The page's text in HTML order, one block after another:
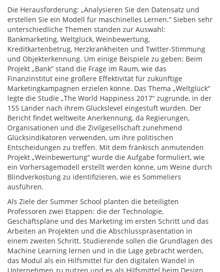
Die Herausforderung: „Analysieren Sie den Datensatz und
erstellen Sie ein Modell für maschinelles Lernen.“ Sieben sehr
unterschiedliche Themen standen zur Auswahl:
Bankmarketing, Weltglück, Weinbewertung,
Kreditkartenbetrug, Herzkrankheiten und Twitter-Stimmung
und Objekterkennung. Um einige Beispiele zu geben: Beim
Projekt „Bank“ stand die Frage im Raum, wie das
Finanzinstitut eine größere Effektivität für zukünftige
Marketingkampagnen erzielen könne. Das Thema „Weltglück“
legte die Studie „The World Happiness 2017“ zugrunde, in der
155 Länder nach ihrem Glückslevel eingestuft wurden. Der
Bericht findet weltweite Anerkennung, da Regierungen,
Organisationen und die Zivilgesellschaft zunehmend
Glücksindikatoren verwenden, um ihre politischen
Entscheidungen zu treffen. Mit dem fränkisch anmutenden
Projekt „Weinbewertung“ wurde die Aufgabe formuliert, wie
ein Vorhersagemodell erstellt werden könne, um Weine durch
Blindverkostung zu identifizieren, wie es Sommeliers
ausführen.
Als Ziele der Summer School planten die beteiligten
Professoren zwei Etappen: die der Technologie,
Geschäftspläne und des Marketing im ersten Schritt und das
Arbeiten an Projekten und die Abschlusspräsentation in
einem zweiten Schritt. Studierende sollen die Grundlagen des
Machine Learning lernen und in die Lage gebracht werden,
das Modul als ein Hilfsmittel für den digitalen Wandel in